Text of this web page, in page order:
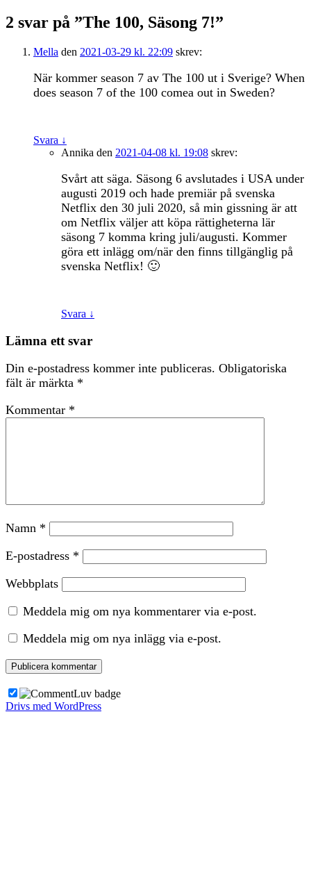
2 svar på ”The 100, Säsong 7!”
Mella den 2021-03-29 kl. 22:09 skrev:
När kommer season 7 av The 100 ut i Sverige? When
does season 7 of the 100 comea out in Sweden?
Svara ↓
Annika den 2021-04-08 kl. 19:08 skrev:
Svårt att säga. Säsong 6 avslutades i USA under
augusti 2019 och hade premiär på svenska
Netflix den 30 juli 2020, så min gissning är att
om Netflix väljer att köpa rättigheterna lär
säsong 7 komma kring juli/augusti. Kommer
göra ett inlägg om/när den finns tillgänglig på
svenska Netflix! 🙂
Svara ↓
Lämna ett svar
Din e-postadress kommer inte publiceras. Obligatoriska
fält är märkta *
Kommentar *
Namn *
E-postadress *
Webbplats
Meddela mig om nya kommentarer via e-post.
Meddela mig om nya inlägg via e-post.
Drivs med WordPress